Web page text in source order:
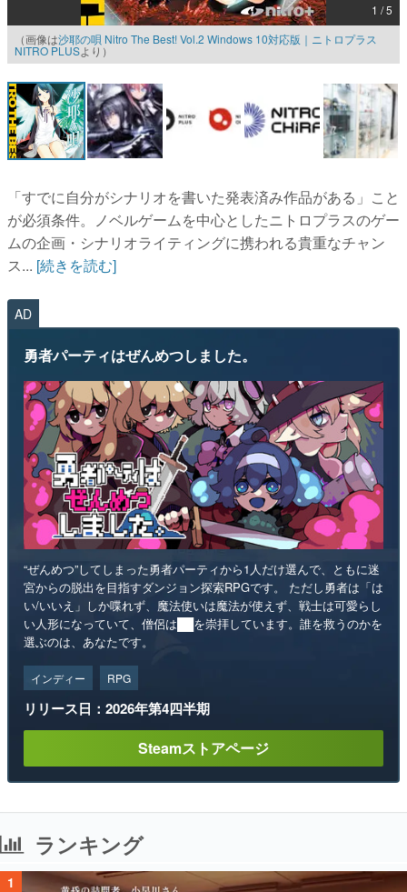
その他
運営：株式会社マレ
1 / 5
（画像は沙耶の唄 Nitro The Best! Vol.2 Windows 10対応版｜ニトロプラス
NITRO PLUSより）
「すでに自分がシナリオを書いた発表済み作品がある」こと
が必須条件。ノベルゲームを中心としたニトロプラスのゲー
ムの企画・シナリオライティングに携われる貴重なチャン
ス... [続きを読む]
AD
勇者パーティはぜんめつしました。
“ぜんめつ”してしまった勇者パーティから1人だけ選んで、ともに迷
宮からの脱出を目指すダンジョン探索RPGです。 ただし勇者は「は
い/いいえ」しか喋れず、魔法使いは魔法が使えず、戦士は可愛らし
い人形になっていて、僧侶は██を崇拝しています。誰を救うのかを
選ぶのは、あなたです。
インディー RPG
リリース日：2026年第4四半期
Steamストアページ
ランキング
1